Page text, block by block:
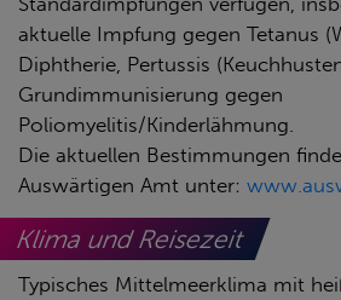
aktuelle Impfung gegen Tetanus
Diphtherie, Pertussis
Grundimmunisierung gegen
Poliomyelitis/Kinderlähmung.
Die aktuellen Bestimmungen
Auswärtigen Amt unter:
Klima und Reisezeit
Typisches Mittelmeerklima mit